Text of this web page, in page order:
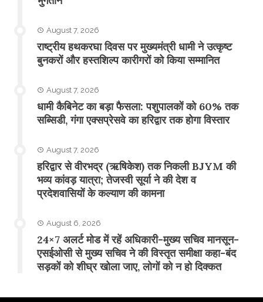
August 7, 2026
राष्ट्रीय हथकरघा दिवस पर मुख्यमंत्री धामी ने उत्कृष्ट
बुनकरों और हस्तशिल्प कारीगरों को किया सम्मानित
August 7, 2026
​धामी कैबिनेट का बड़ा फैसला: पशुपालकों को 60% तक
सब्सिडी, गंगा एक्सप्रेसवे का हरिद्वार तक होगा विस्तार
August 7, 2026
​हरिद्वार से वीरभद्र (ऋषिकेश) तक निकली BJYM की
भव्य कांवड़ यात्रा; तेजस्वी सूर्या ने की देश व
प्रदेशवासियों के कल्याण की कामना
August 6, 2026
24×7 अलर्ट मोड में रहें अधिकारी-मुख्य सचिव मानसून-
एसईओसी से मुख्य सचिव ने की विस्तृत समीक्षा कहा-बंद
सड़कों को शीघ्र खोला जाए, लोगों को न हो दिक्कत